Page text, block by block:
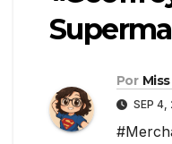
Por
SEP 4,